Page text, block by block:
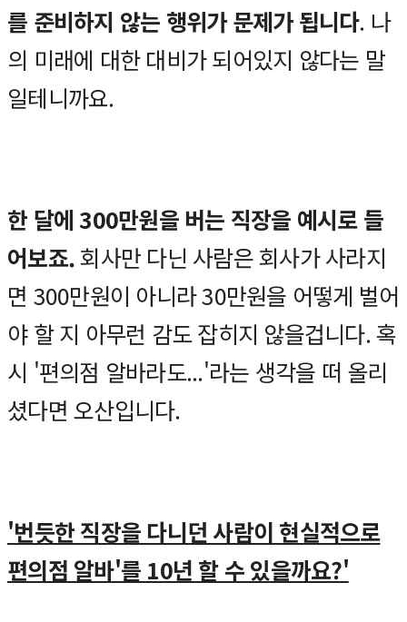
를 준비하지 않는 행위가 문제가 됩니다. 나
의 미래에 대한 대비가 되어있지 않다는 말
일테니까요.
한 달에 300만원을 버는 직장을 예시로 들
어보죠.회사만 다닌 사람은 회사가 사라지
면 300만원이 아니라 30만원을 어떻게 벌어
야 할 지 아무런 감도 잡히지 않을겁니다. 혹
시 '편의점 알바라도...'라는 생각을 떠 올리
셨다면 오산입니다.
'번듯한 직장을 다니던 사람이 현실적으로
편의점 알바'를 10년 할 수 있을까요?'